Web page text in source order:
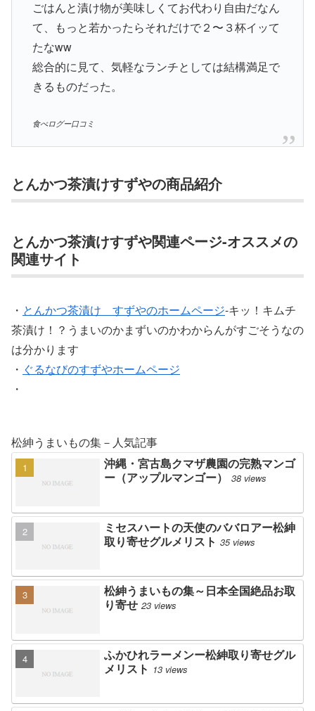
ごはんと漬け物が美味しくてお代わり自由だなん
て、もっと若かったらそれだけで２〜３杯イッて
たなww
総合的に見て、気軽なランチとしては結構満足で
きるものだった。
食べログー口コミ
とんかつ茶漬けすずやの商品紹介
とんかつ茶漬けすずや関連ページ-オススメの
関連サイト
・ とんかつ茶漬け すずやのホームページ-キッ！キムチ
茶漬け！？うまいのかまずいのかわからんがすごそうなの
は分かります
・ ぐるなびのすずやホームページ
・
松紳うまいもの集－人気記事
沖縄・宮古島クマザ農園の完熟マンゴ
ー（アップルマンゴー）
38 views
ミセスハートの天使のババロアー松紳
取り寄せグルメリスト 35 views
松紳うまいもの集～日本全国絶品お取
り寄せ 23 views
ふかひれラーメンー松紳取り寄せグル
メリスト 13 views